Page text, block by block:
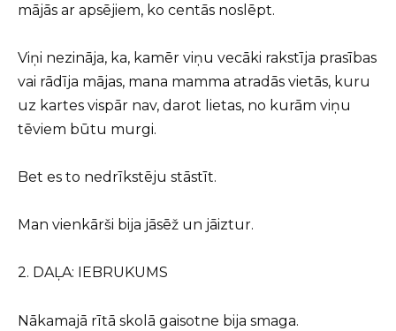
mājās ar apsējiem, ko centās noslēpt.
Viņi nezināja, ka, kamēr viņu vecāki rakstīja prasības
vai rādīja mājas, mana mamma atradās vietās, kuru
uz kartes vispār nav, darot lietas, no kurām viņu
tēviem būtu murgi.
Bet es to nedrīkstēju stāstīt.
Man vienkārši bija jāsēž un jāiztur.
2. DAĻA: IEBRUKUMS
Nākamajā rītā skolā gaisotne bija smaga.